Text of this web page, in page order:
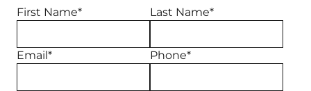
First Name* Last Name*
Email* Phone*